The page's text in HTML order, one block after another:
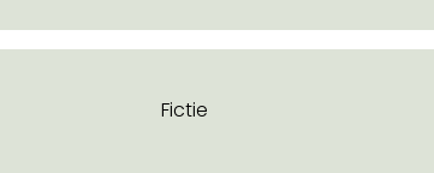
Fictie